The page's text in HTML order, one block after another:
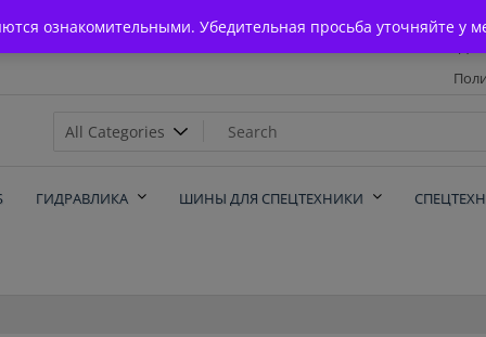
ознакомительными. Убедительная просьба уточняйте у
ГИДРАВЛИКА ШИНЫ ДЛЯ СПЕЦТЕХНИКИ